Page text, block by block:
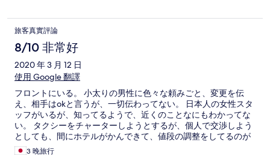
旅客真實評論
8/10 非常好
2020 年 3 月 12 日
使用 Google 翻譯
フロントにいる。 小太りの男性に色々な頼みごと、変更を伝
え、相手はokと言うが、一切伝わってない。 日本人の女性スタ
ッフがいるが、知ってるようで、近くのことなにもわかってな
い。 タクシーをチャーターしようとするが、個人で交渉しよう
としても、間にホテルがかんできて、値段の調整をしてるのが
うざい。 タクシーにきくと、仕事をいつももらってるから、ホ
テルの言うこと、むげにできないらしい。 リピートはないと思
3 晚旅行